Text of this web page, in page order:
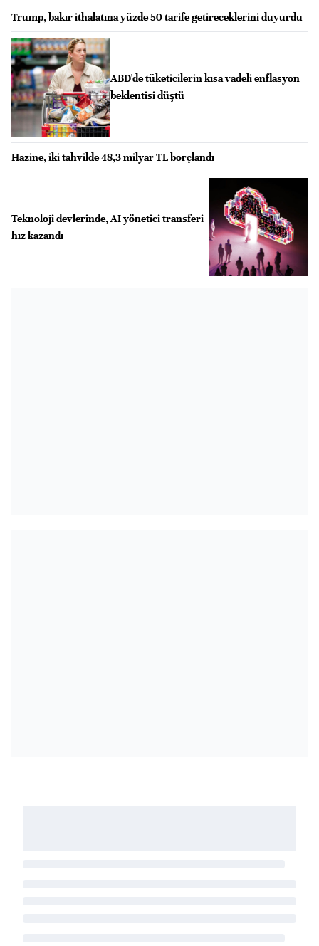
Trump, bakır ithalatına yüzde 50 tarife getireceklerini duyurdu
ABD'de tüketicilerin kısa vadeli enflasyon
beklentisi düştü
Hazine, iki tahvilde 48,3 milyar TL borçlandı
Teknoloji devlerinde, AI yönetici transferi
hız kazandı